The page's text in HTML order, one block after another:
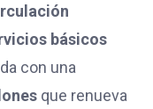
básicos
con una
que renueva